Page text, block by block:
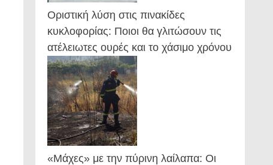
Οριστική λύση στις πινακίδες
κυκλοφορίας: Ποιοι θα γλιτώσουν τις
ατέλειωτες ουρές και το χάσιμο χρόνου
«Μάχες» με την πύρινη λαίλαπα: Οι